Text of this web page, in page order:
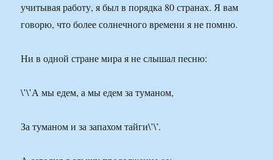
учитывая работу, я был в порядка 80 странах. Я вам
говорю, что более солнечного времени я не помню.
Ни в одной стране мира я не слышал песню:
\’\’А мы едем, а мы едем за туманом,
За туманом и за запахом тайги\’\’.